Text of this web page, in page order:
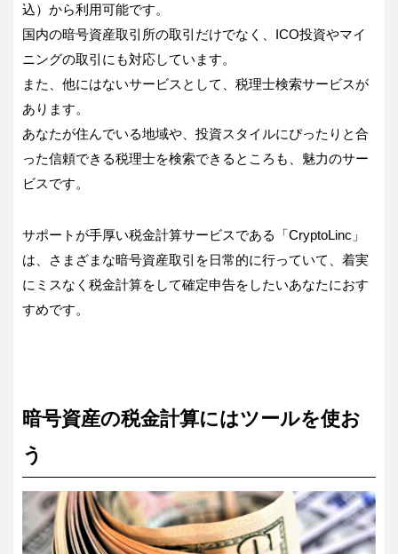
込）から利用可能です。
国内の暗号資産取引所の取引だけでなく、ICO投資やマイ
ニングの取引にも対応しています。
また、他にはないサービスとして、税理士検索サービスが
あります。
あなたが住んでいる地域や、投資スタイルにぴったりと合
った信頼できる税理士を検索できるところも、魅力のサー
ビスです。
サポートが手厚い税金計算サービスである「CryptoLinc」
は、さまざまな暗号資産取引を日常的に行っていて、着実
にミスなく税金計算をして確定申告をしたいあなたにおす
すめです。
暗号資産の税金計算にはツールを使お
う